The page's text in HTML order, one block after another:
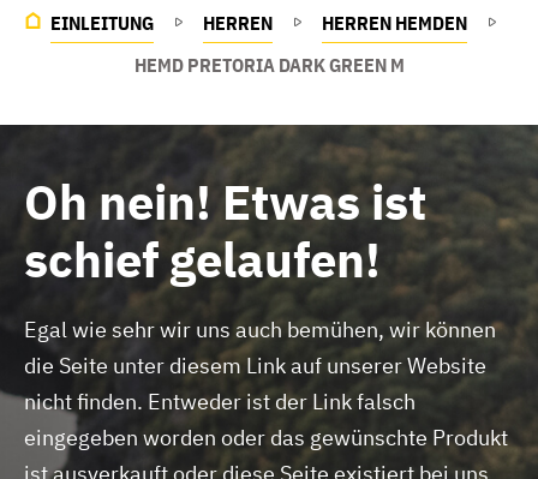
EINLEITUNG HERREN
HERREN HEMDEN
HEMD PRETORIA DARK GREEN M
Oh nein! Etwas ist
schief gelaufen!
Egal wie sehr wir uns auch bemühen, wir können
die Seite unter diesem Link auf unserer Website
nicht finden. Entweder ist der Link falsch
eingegeben worden oder das gewünschte Produkt
ist ausverkauft oder diese Seite existiert bei uns